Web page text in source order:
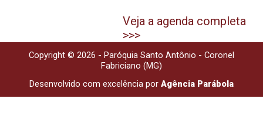
Veja a agenda completa
>>>
Copyright © 2026 - Paróquia Santo Antônio - Coronel
Fabriciano (MG)
Desenvolvido com excelência por Agência Parábola